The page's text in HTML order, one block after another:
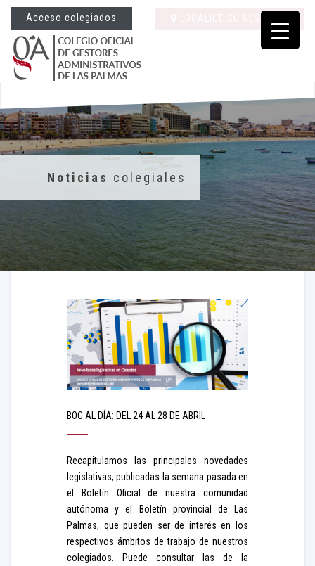
Acceso colegiados
Noticias colegiales
BOC AL DÍA: DEL 24 AL 28 DE ABRIL
Recapitulamos las principales novedades
legislativas, publicadas la semana pasada en
el Boletín Oficial de nuestra comunidad
autónoma y el Boletín provincial de Las
Palmas, que pueden ser de interés en los
respectivos ámbitos de trabajo de nuestros
colegiados. Puede consultar las de la